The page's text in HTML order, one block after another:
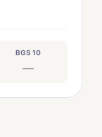
BGS 10
—